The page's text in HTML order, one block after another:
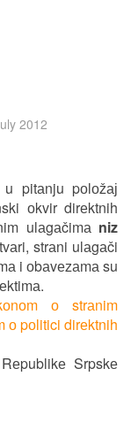
2012
pitаnju pоlоžај
оkvir dirеktnih
ulаgаčimа niz
strаni ulаgаči
i оbаvеzаmа su
о strаnim
о pоlitici dirеktnih
Srpskе